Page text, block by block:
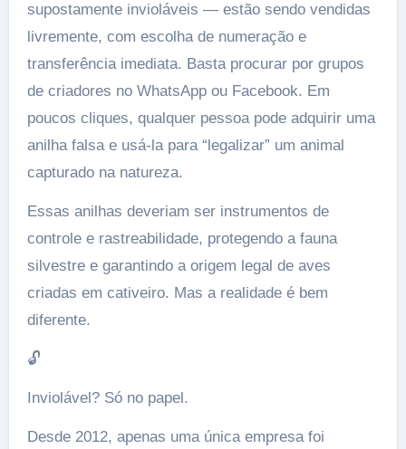
supostamente invioláveis — estão sendo vendidas
livremente, com escolha de numeração e
transferência imediata. Basta procurar por grupos
de criadores no WhatsApp ou Facebook. Em
poucos cliques, qualquer pessoa pode adquirir uma
anilha falsa e usá-la para “legalizar” um animal
capturado na natureza.
Essas anilhas deveriam ser instrumentos de
controle e rastreabilidade, protegendo a fauna
silvestre e garantindo a origem legal de aves
criadas em cativeiro. Mas a realidade é bem
diferente.
🔓
Inviolável? Só no papel.
Desde 2012, apenas uma única empresa foi